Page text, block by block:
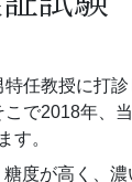
任教授に打
で2018年、
す。
度が高く、濃